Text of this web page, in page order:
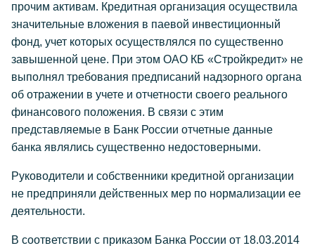
прочим активам. Кредитная организация осуществила
значительные вложения в паевой инвестиционный
фонд, учет которых осуществлялся по существенно
завышенной цене. При этом ОАО КБ «Стройкредит» не
выполнял требования предписаний надзорного органа
об отражении в учете и отчетности своего реального
финансового положения. В связи с этим
представляемые в Банк России отчетные данные
банка являлись существенно недостоверными.
Руководители и собственники кредитной организации
не предприняли действенных мер по нормализации ее
деятельности.
В соответствии с приказом Банка России от 18.03.2014